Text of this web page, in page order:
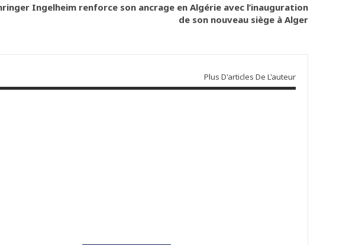
Ingelheim renforce son ancrage en Algérie avec l’inauguration
de son nouveau siège à Alger
Plus D'articles De L'auteur